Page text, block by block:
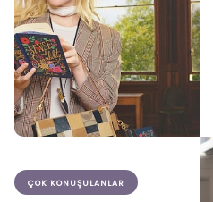
ÇOK KONUŞULANLAR